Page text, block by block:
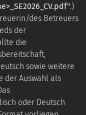
.)
des Betreuers
der
die
sowie weitere
der Auswahl als
oder Deutsch